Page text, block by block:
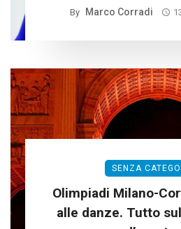
By Marco Corradi
SENZA
Olimpiadi Milano-
alle danze. Tutto